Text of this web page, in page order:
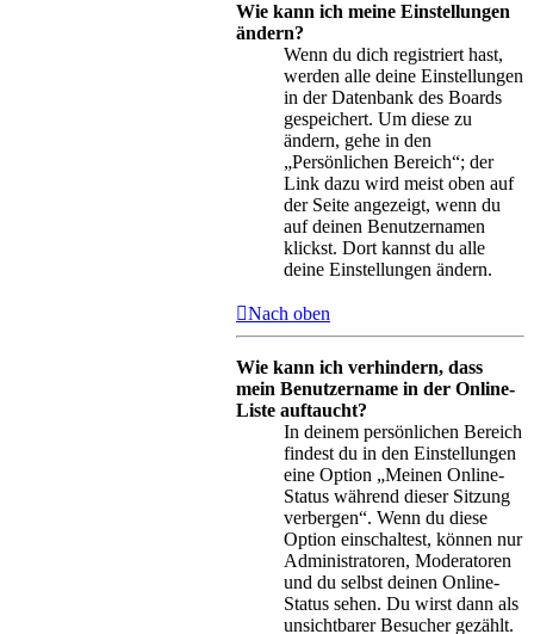
Wie kann ich meine Einstellungen
ändern?
Wenn du dich registriert hast,
werden alle deine Einstellungen
in der Datenbank des Boards
gespeichert. Um diese zu
ändern, gehe in den
„Persönlichen Bereich“; der
Link dazu wird meist oben auf
der Seite angezeigt, wenn du
auf deinen Benutzernamen
klickst. Dort kannst du alle
deine Einstellungen ändern.
Nach oben
Wie kann ich verhindern, dass
mein Benutzername in der Online-
Liste auftaucht?
In deinem persönlichen Bereich
findest du in den Einstellungen
eine Option „Meinen Online-
Status während dieser Sitzung
verbergen“. Wenn du diese
Option einschaltest, können nur
Administratoren, Moderatoren
und du selbst deinen Online-
Status sehen. Du wirst dann als
unsichtbarer Besucher gezählt.